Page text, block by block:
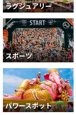
ラグジュアリー
スポーツ
パワースポット